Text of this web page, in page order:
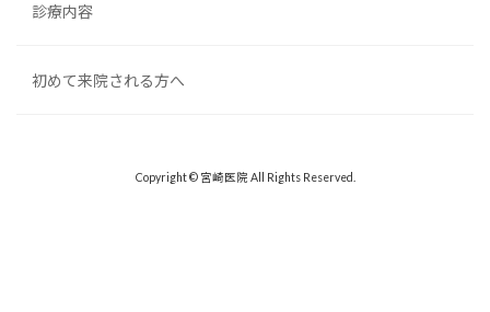
診療内容
初めて来院される方へ
Copyright © 宮崎医院 All Rights Reserved.